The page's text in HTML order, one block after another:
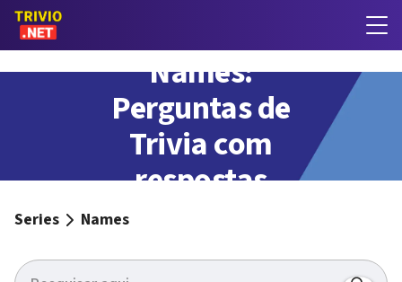
Names:
Perguntas de
Trivia com
respostas
Series Names